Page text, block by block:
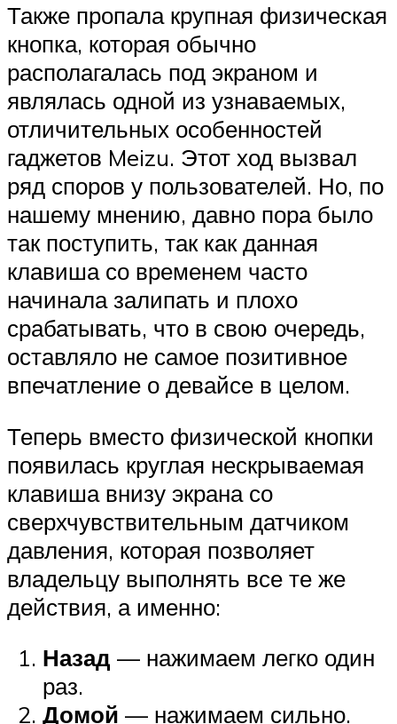
Также пропала крупная физическая
кнопка, которая обычно
располагалась под экраном и
являлась одной из узнаваемых,
отличительных особенностей
гаджетов Meizu. Этот ход вызвал
ряд споров у пользователей. Но, по
нашему мнению, давно пора было
так поступить, так как данная
клавиша со временем часто
начинала залипать и плохо
срабатывать, что в свою очередь,
оставляло не самое позитивное
впечатление о девайсе в целом.
Теперь вместо физической кнопки
появилась круглая нескрываемая
клавиша внизу экрана со
сверхчувствительным датчиком
давления, которая позволяет
владельцу выполнять все те же
действия, а именно:
Назад — нажимаем легко один
раз.
Домой — нажимаем сильно.